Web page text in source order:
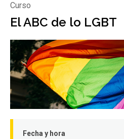
Estudiantes
Curso
El ABC de lo LGBT
Fecha y hora